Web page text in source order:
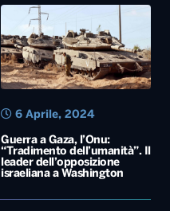
Guerra a Gaza, l’Onu:
“Tradimento dell’umanità”. Il
leader dell’opposizione
israeliana a Washington
6 Aprile, 2024